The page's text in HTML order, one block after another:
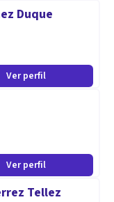
Duque
Ver perfil
Ver perfil
Tellez